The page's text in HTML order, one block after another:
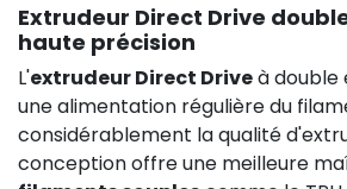
Extrudeur Direct Drive
haute précision
L'extrudeur Direct Driveà double
une alimentation régulière du
considérablement la qualité
conception offre une meilleure